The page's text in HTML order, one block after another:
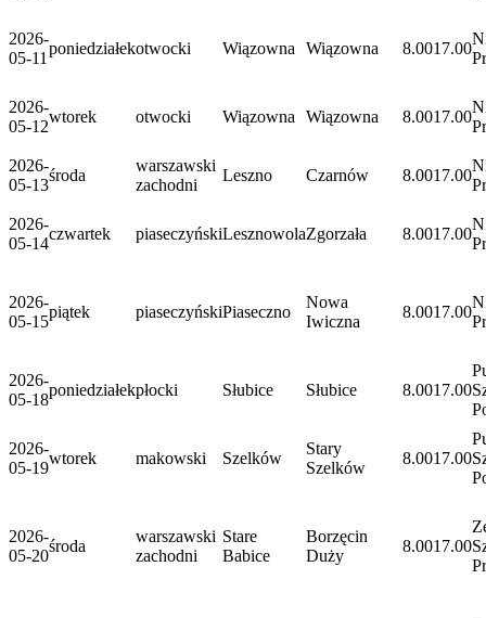
2026-
05-11
poniedziałekotwocki Wiązowna Wiązowna 8.0017.00
2026-
05-12
wtorek otwocki Wiązowna Wiązowna 8.0017.00
2026-
05-13
środa
warszawski
zachodni
Leszno Czarnów 8.0017.00
2026-
05-14
czwartek piaseczyńskiLesznowolaZgorzała 8.0017.00
2026-
05-15
piątek piaseczyńskiPiaseczno
Nowa
Iwiczna
8.0017.00
2026-
05-18
poniedziałekpłocki Słubice Słubice 8.0017.00
2026-
05-19
wtorek makowski Szelków
Stary
Szelków
8.0017.00
2026-
05-20
środa
warszawski
zachodni
Stare
Babice
Borzęcin
Duży
8.0017.00